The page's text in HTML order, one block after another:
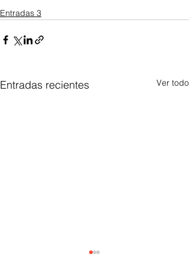
Entradas 3
Entradas recientes Ver todo